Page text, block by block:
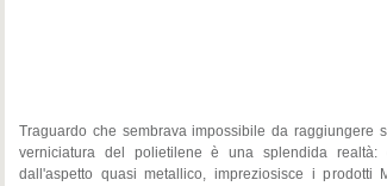
Traguardo che sembrava impossibile da raggiungere
verniciatura del polietilene è una splendida
dall'aspetto quasi metallico, impreziosisce i prodotti